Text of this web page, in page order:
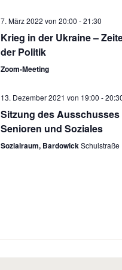
7. März 2022 von 20:00 -21:30
Krieg in der Ukraine –
der Politik
Zoom-Meeting
13. Dezember 2021 von 19:00 -
Sitzung des
Senioren und Soziales
Sozialraum, BardowickSchulstraße